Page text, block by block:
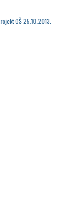
OŠ 25.10.2013.